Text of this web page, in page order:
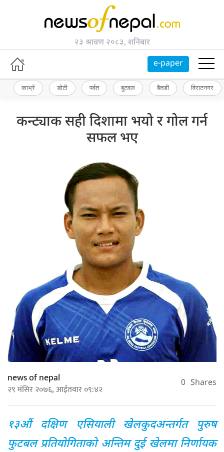
२३ श्रावण २०८३, शनिबार
e-paper
काभ्रे डोटी पर्वत बुटवल बैतडी विराटनगर
कन्ट्याक सही दिशामा भयो र गोल गर्न
सफल भए
news of nepal
२९ मंसिर २०७६, आईतवार ०९:४२ 0 Shares
१३औं दक्षिण एसियाली खेलकुदअन्तर्गत पुरुष
फुटबल प्रतियोगिताको अन्तिम दुई खेलमा निर्णायक